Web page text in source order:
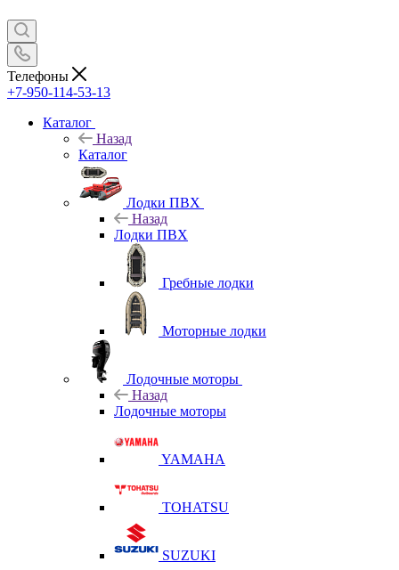
Телефоны
+7-950-114-53-13
Каталог
Назад
Каталог
Лодки ПВХ
Назад
Лодки ПВХ
Гребные лодки
Моторные лодки
Лодочные моторы
Назад
Лодочные моторы
YAMAHA
TOHATSU
SUZUKI